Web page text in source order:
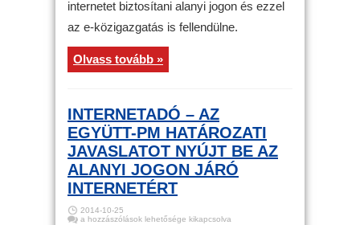
internet
internetet biztosítani alanyi jogon és ezzel
az e-közigazgatás is fellendülne.
Olvass tovább »
INTERNETADÓ – AZ
EGYÜTT-PM HATÁROZATI
JAVASLATOT NYÚJT BE AZ
ALANYI JOGON JÁRÓ
INTERNETÉRT
2014-10-25
Internetadó
a hozzászólások lehetősége kikapcsolva